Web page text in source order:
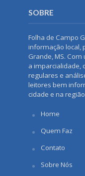
SOBRE
Folha de Campo
informação local,
Grande, MS.
a imparcialidade,
regulares e
leitores bem
cidade e na
Home
Quem Faz
Contato
Sobre Nós